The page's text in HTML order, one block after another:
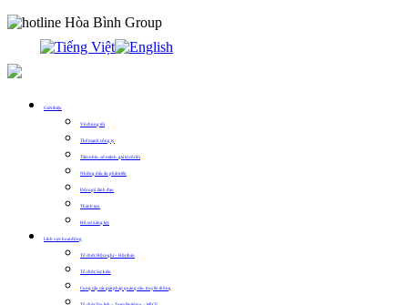
Giới thiệu
Về chúng tôi
Thế mạnh công ty
Tầm nhìn, sứ mệnh, giá trị cốt lõi
Những dấu ấn phát triển
Đội ngũ lãnh đạo
Thành tựu
Hồ sơ năng lực
Lĩnh vực hoạt động
Tổ chức Hội nghị – Hội thảo
Tổ chức Sự kiện
Cung cấp các giải pháp quảng cáo, truyền thông